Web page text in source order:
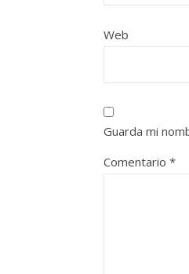
Web
Guarda mi
Comentario *